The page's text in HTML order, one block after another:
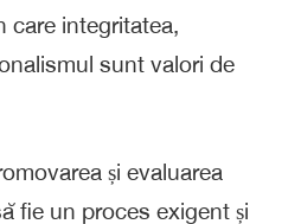
care integritatea,
sunt valori de
și evaluarea
fie un proces exigent și